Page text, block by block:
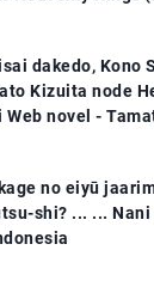
dakedo, Kono
Kizuita node
Web novel -
no eiyū
shi? ... ...